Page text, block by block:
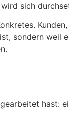
sich
sondern
hast: